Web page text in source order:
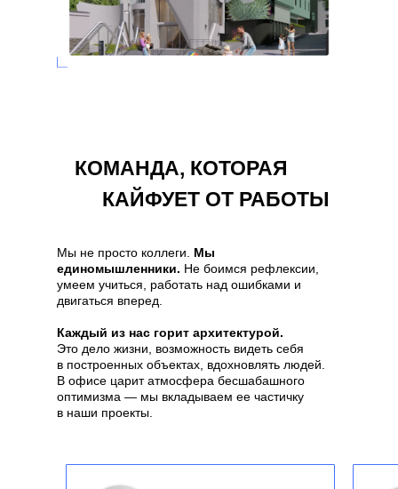
КОМАНДА, КОТОРАЯ
КАЙФУЕТ ОТ РАБОТЫ
Мы не просто коллеги.
Мы
единомышленники. Не боимся рефлексии,
умеем учиться, работать над ошибками и
двигаться вперед.
Каждый из нас горит архитектурой.
Это дело жизни, возможность видеть себя
в построенных объектах, вдохновлять людей.
В офисе царит атмосфера бесшабашного
оптимизма — мы вкладываем ее частичку
в наши проекты.